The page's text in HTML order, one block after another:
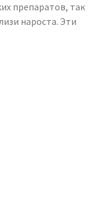
препаратов, так
нароста. Эти